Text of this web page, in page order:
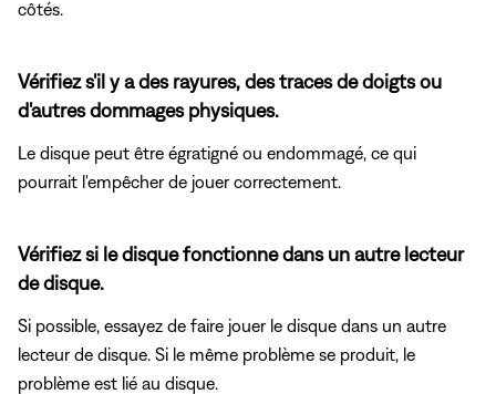
côtés.
Vérifiez s'il y a des rayures, des traces de doigts ou
d'autres dommages physiques.
Le disque peut être égratigné ou endommagé, ce qui
pourrait l'empêcher de jouer correctement.
Vérifiez si le disque fonctionne dans un autre lecteur
de disque.
Si possible, essayez de faire jouer le disque dans un autre
lecteur de disque. Si le même problème se produit, le
problème est lié au disque.